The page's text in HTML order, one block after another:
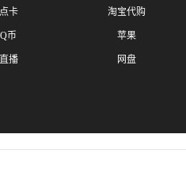
点卡 淘宝代购
Q币 苹果
直播 网盘